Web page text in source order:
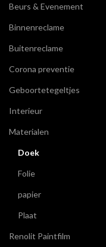
Beurs & Evenement
Binnenreclame
Buitenreclame
Corona preventie
Geboortetegeltjes
Interieur
Materialen
Doek
Folie
papier
Plaat
Renolit Paintfilm